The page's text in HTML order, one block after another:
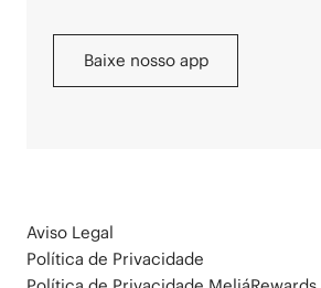
Baixe nosso app
Aviso Legal
Política de Privacidade